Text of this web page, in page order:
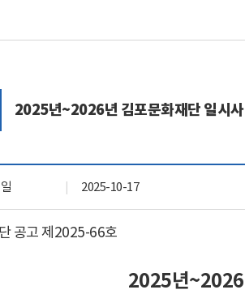
공간
내 역사문화 아카이브 ↗
2025년~2026년 김포문화재단 일시
2025-10-17
공고 제 2025-66호
2025년~2026